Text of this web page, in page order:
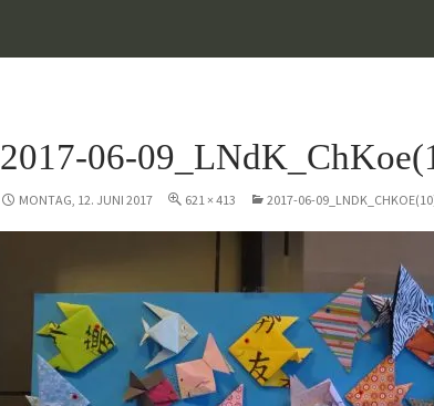
2017-06-
MONTAG, 12. JUNI 2017 621 × 413 2017-06-